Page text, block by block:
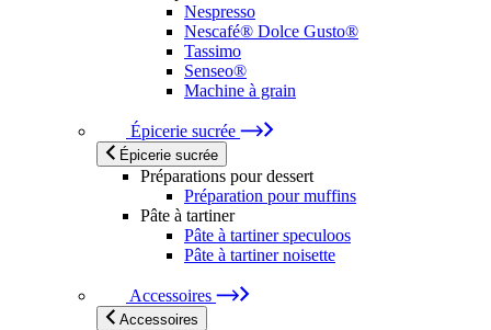
Nespresso
Nescafé® Dolce Gusto®
Tassimo
Senseo®
Machine à grain
Épicerie sucrée
Épicerie sucrée
Préparations pour dessert
Préparation pour muffins
Pâte à tartiner
Pâte à tartiner speculoos
Pâte à tartiner noisette
Accessoires
Accessoires